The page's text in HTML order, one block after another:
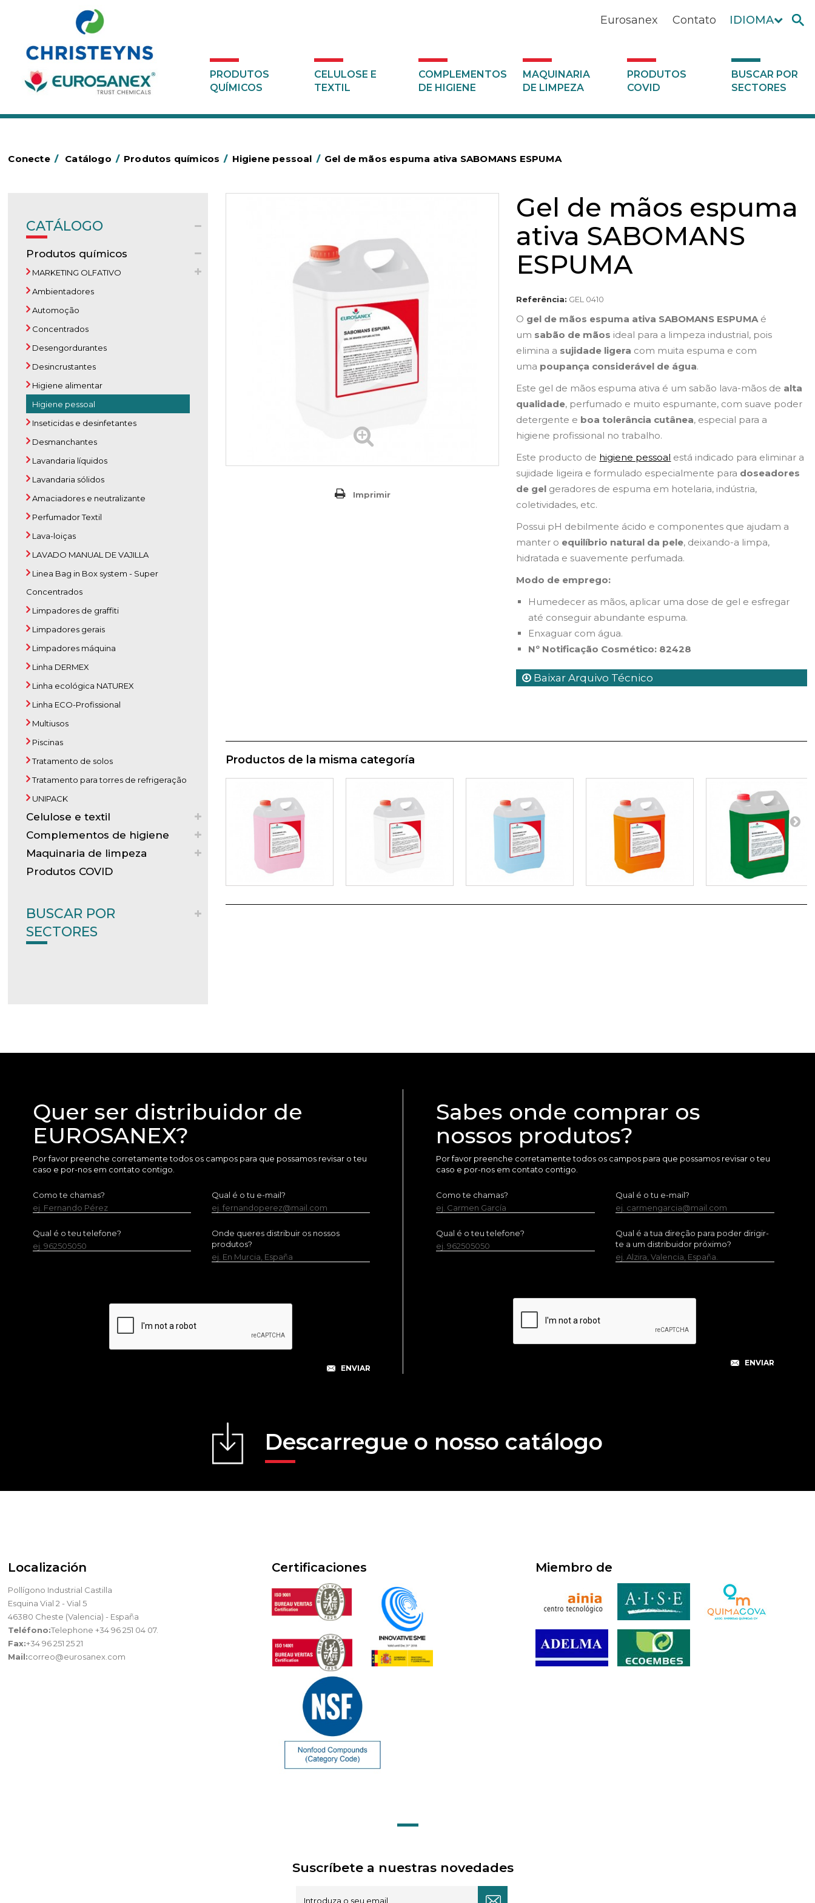
IDIOMA
Contato
Eurosanex
PRODUTOS
QUÍMICOS
CELULOSE E
TEXTIL
COMPLEMENTOS
DE HIGIENE
MAQUINARIA
DE LIMPEZA
PRODUTOS
COVID
BUSCAR POR
SECTORES
Conecte / Catálogo / Produtos químicos / Higiene pessoal / Gel de mãos espuma ativa SABOMANS ESPUMA
CATÁLOGO
Produtos químicos
MARKETING OLFATIVO
Ambientadores
Automoção
Concentrados
Desengordurantes
Desincrustantes
Higiene alimentar
Higiene pessoal
Inseticidas e desinfetantes
Desmanchantes
Lavandaria líquidos
Lavandaria sólidos
Amaciadores e neutralizante
Perfumador Textil
Lava-loiças
LAVADO MANUAL DE VAJILLA
Linea Bag in Box system - Super
Concentrados
Limpadores de graffiti
Limpadores gerais
Limpadores máquina
Linha DERMEX
Linha ecológica NATUREX
Linha ECO-Profissional
Multiusos
Piscinas
Tratamento de solos
Tratamento para torres de refrigeração
UNIPACK
Celulose e textil
Complementos de higiene
Maquinaria de limpeza
Produtos COVID
BUSCAR POR
SECTORES
Imprimir
Gel de mãos espuma
ativa SABOMANS
ESPUMA
Referência: GEL 0410
O gel de mãos espuma ativa SABOMANS ESPUMAé
um sabão de mãos ideal para a limpeza industrial, pois
elimina a sujidade ligera com muita espuma e com
uma poupança considerável de água.
Este gel de mãos espuma ativa é um sabão lava-mãos de alta
qualidade, perfumado e muito espumante, com suave poder
detergente e boa tolerância cutânea, especial para a
higiene profissional no trabalho.
Este producto de higiene pessoal está indicado para eliminar a
sujidade ligeira e formulado especialmente para doseadores
de gel geradores de espuma em hotelaria, indústria,
coletividades, etc.
Possui pH debilmente ácido e componentes que ajudam a
manter o equilíbrio natural da pele, deixando-a limpa,
hidratada e suavemente perfumada.
Modo de emprego:
Humedecer as mãos, aplicar uma dose de gel e esfregar
até conseguir abundante espuma.
Enxaguar com água.
Nº Notificação Cosmético: 82428
Baixar Arquivo Técnico
Productos de la misma categoría
Quer ser distribuidor de
EUROSANEX?
Por favor preenche corretamente todos os campos para que possamos revisar o teu
caso e por-nos em contato contigo.
Como te chamas?
ej. Fernando Pérez
Qual é o tu e-mail?
ej. fernandoperez@mail.com
Qual é o teu telefone?
ej. 962505050
Onde queres distribuir os nossos
produtos?
ej. En Murcia, España
Sabes onde comprar os
nossos produtos?
Por favor preenche corretamente todos os campos para que possamos revisar o teu
caso e por-nos em contato contigo.
Como te chamas?
ej. Carmen García
Qual é o tu e-mail?
ej. carmengarcia@mail.com
Qual é o teu telefone?
ej. 962505050
Qual é a tua direção para poder dirigir-
te a um distribuidor próximo?
ej. Alzira, Valencia, España.
Descarregue o nosso catálogo
Localización
Pollígono Industrial Castilla
Esquina Vial 2 - Vial 5
46380 Cheste (Valencia) - España
Teléfono:Telephone +34 96 251 04 07.
Fax:+34 96 251 25 21
Mail:correo@eurosanex.com
Certificaciones Miembro de
Suscríbete a nuestras novedades